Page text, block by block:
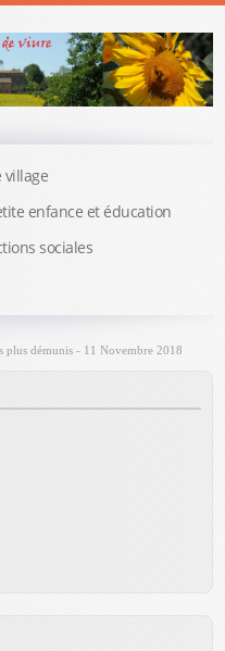
village
enfance et éducation
sociales
plus démunis - 11 Novembre 2018